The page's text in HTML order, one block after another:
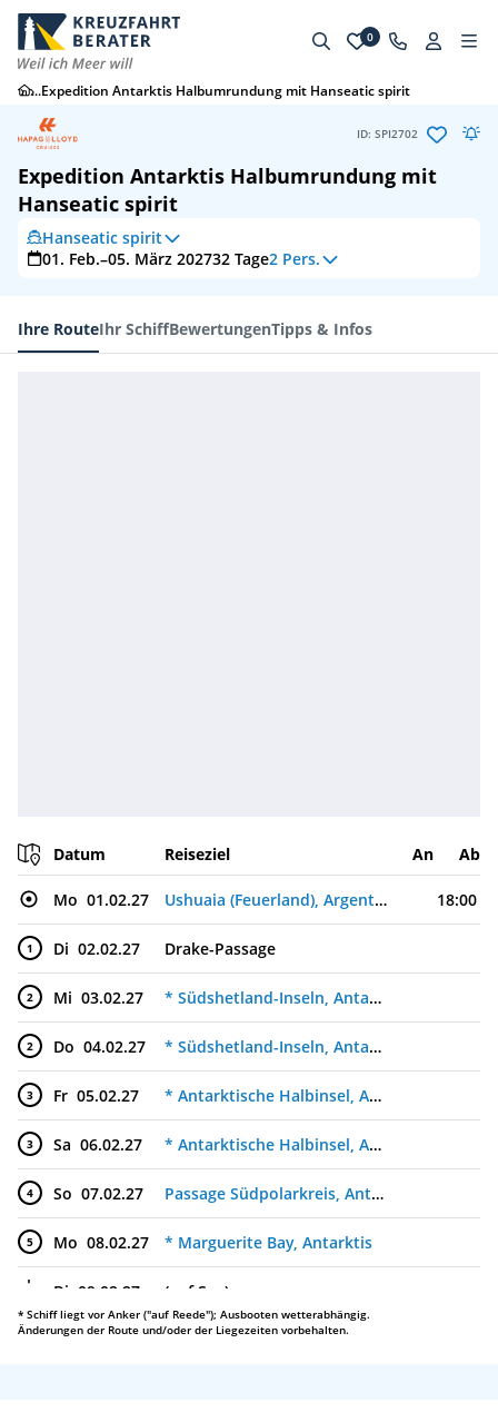
0
...Expedition Antarktis Halbumrundung mit Hanseatic spirit
ID: SPI2702
Expedition Antarktis Halbumrundung mit
Hanseatic spirit
Hanseatic spirit
01. Feb.–05. März 202732 Tage2 Pers.
Ihre RouteIhr SchiffBewertungenTipps & Infos
Datum Reiseziel An Ab
Mo 01.02.27 Ushuaia (Feuerland), Argentinien 18:00
1 Di 02.02.27 Drake-Passage
2 Mi 03.02.27 * Südshetland-Inseln, Antarktis
2 Do 04.02.27 * Südshetland-Inseln, Antarktis
3 Fr 05.02.27 * Antarktische Halbinsel, Antarktis
3 Sa 06.02.27 * Antarktische Halbinsel, Antarktis
4 So 07.02.27 Passage Südpolarkreis, Antarktis
5 Mo 08.02.27 * Marguerite Bay, Antarktis
Di 09.02.27 (auf See)
Mi 10.02.27 (auf See)
* Schiff liegt vor Anker ("auf Reede"); Ausbooten wetterabhängig.
Änderungen der Route und/oder der Liegezeiten vorbehalten.